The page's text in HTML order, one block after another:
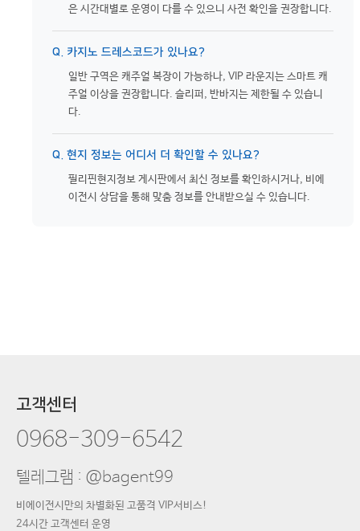
은 시간대별로 운영이 다를 수 있으니 사전 확인을 권장합니다.
Q. 카지노 드레스코드가 있나요?
일반 구역은 캐주얼 복장이 가능하나, VIP 라운지는 스마트 캐
주얼 이상을 권장합니다. 슬리퍼, 반바지는 제한될 수 있습니
다.
Q. 현지 정보는 어디서 더 확인할 수 있나요?
필리핀현지정보 게시판에서 최신 정보를 확인하시거나, 비에
이전시 상담을 통해 맞춤 정보를 안내받으실 수 있습니다.
고객센터
0968-309-6542
텔레그램 : @bagent99
비에이전시만의 차별화된 고품격 VIP서비스!
24시간 고객센터 운영